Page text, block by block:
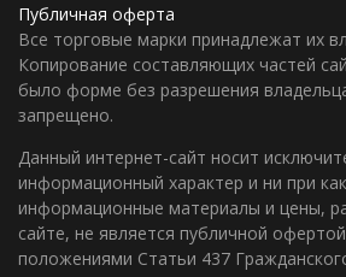
Публичная оферта
Все торговые марки принадлежат их
Копирование составляющих частей
было форме без разрешения
запрещено.
Данный интернет-сайт носит
информационный характер и ни при
информационные материалы и цены,
сайте, не является публичной
положениями Статьи 437